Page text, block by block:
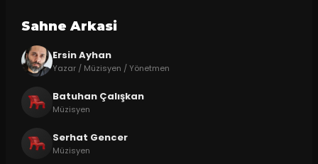
Sahne Arkasi
Ersin Ayhan
Yazar / Müzisyen / Yönetmen
Batuhan Çalışkan
Müzisyen
Serhat Gencer
Müzisyen